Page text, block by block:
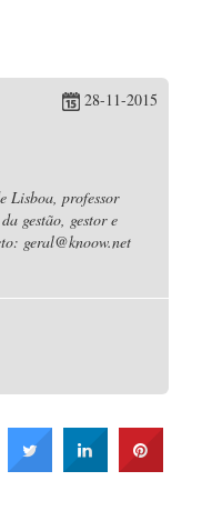
28-11-2015
Lisboa, professor
gestão, gestor e
geral@knoow.net